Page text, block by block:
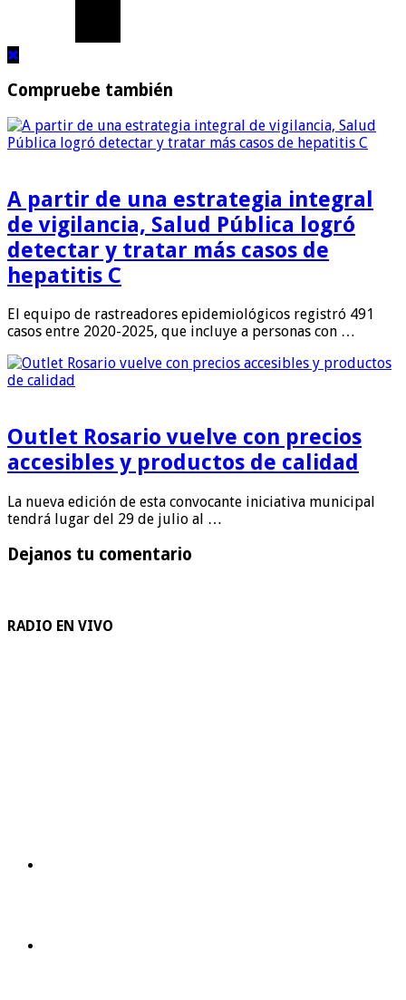
Compruebe también
A partir de una estrategia integral
de vigilancia, Salud Pública logró
detectar y tratar más casos de
hepatitis C
El equipo de rastreadores epidemiológicos registró 491
casos entre 2020-2025, que incluye a personas con …
Outlet Rosario vuelve con precios
accesibles y productos de calidad
La nueva edición de esta convocante iniciativa municipal
tendrá lugar del 29 de julio al …
Dejanos tu comentario
RADIO EN VIVO